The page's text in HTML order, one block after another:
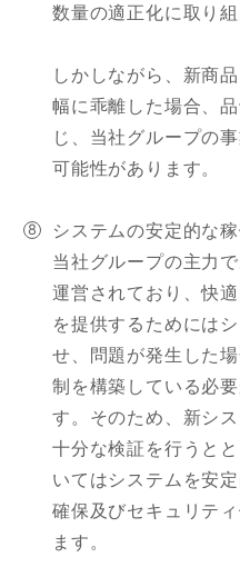
数量の適正化に取り組
しかしながら、新商
幅に乖離した場合、
じ、当社グループの
可能性があります。
システムの安定的な
当社グループの主力
運営されており、快
を提供するためには
せ、問題が発生した
制を構築している必
す。そのため、新シ
十分な検証を行うと
いてはシステムを安
確保及びセキュリテ
ます。